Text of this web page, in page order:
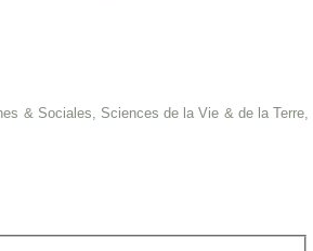
& Sociales, Sciences de la Vie & de la Terre,